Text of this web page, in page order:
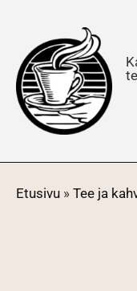
Etusivu » Tee ja